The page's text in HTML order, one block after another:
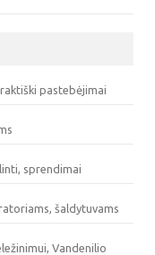
pastebėjimai
sprendimai
šaldytuvams
Vandenilio